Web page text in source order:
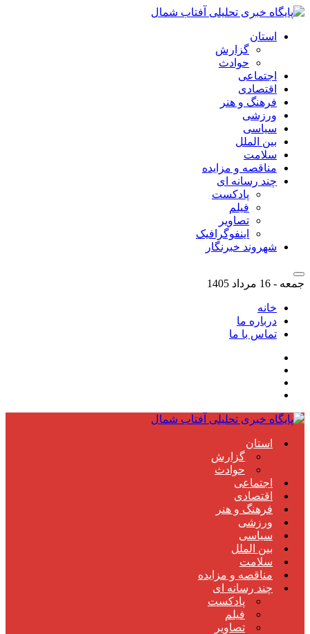
استان
گزارش
حوادث
اجتماعی
اقتصادی
فرهنگ و هنر
ورزشی
سیاسی
بین الملل
سلامت
مناقصه و مزایده
چند رسانه ای
پادکست
فیلم
تصاویر
اینفوگرافیک
شهروند خبرنگار
جمعه - 16 مرداد 1405
خانه
درباره ما
تماس با ما
استان
گزارش
حوادث
اجتماعی
اقتصادی
فرهنگ و هنر
ورزشی
سیاسی
بین الملل
سلامت
مناقصه و مزایده
چند رسانه ای
پادکست
فیلم
تصاویر